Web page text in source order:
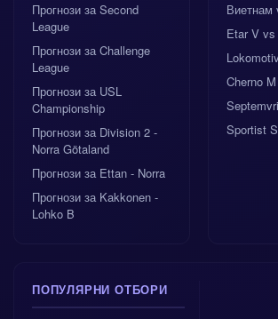
Прогнози за Second
League
Прогнози за Challenge
League
Прогнози за USL
Championship
Прогнози за Division 2 -
Norra Götaland
Прогнози за Ettan - Norra
Прогнози за Kakkonen -
Lohko B
Etar V
Cherno
Sportist
ПОПУЛЯРНИ ОТБОРИ